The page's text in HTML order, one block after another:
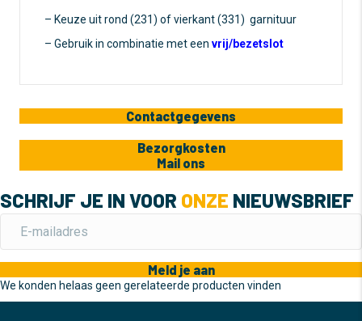
– Keuze uit rond (231) of vierkant (331) garnituur
– Gebruik in combinatie met een vrij/bezetslot
Contactgegevens
Bezorgkosten
Mail ons
SCHRIJF JE IN VOOR ONZE NIEUWSBRIEF
Meld je aan
We konden helaas geen gerelateerde producten vinden